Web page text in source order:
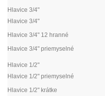
Hlavice 3/4"
Hlavice 3/4"
Hlavice 3/4" 12 hranné
Hlavice 3/4" priemyselné
Hlavice 1/2"
Hlavice 1/2" priemyselné
Hlavice 1/2" krátke